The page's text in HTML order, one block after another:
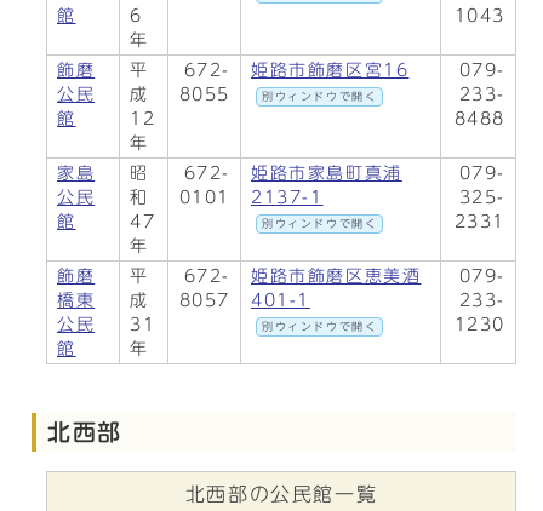
館
6
年
1043
飾磨
公民
館
平
成
12
年
672-
8055
姫路市飾磨区宮16
別ウィンドウで開く
079-
233-
8488
家島
公民
館
昭
和
47
年
672-
0101
姫路市家島町真浦
2137-1
別ウィンドウで開く
079-
325-
2331
飾磨
橋東
公民
館
平
成
31
年
672-
8057
姫路市飾磨区恵美酒
401-1
別ウィンドウで開く
079-
233-
1230
北西部
北西部の公民館一覧